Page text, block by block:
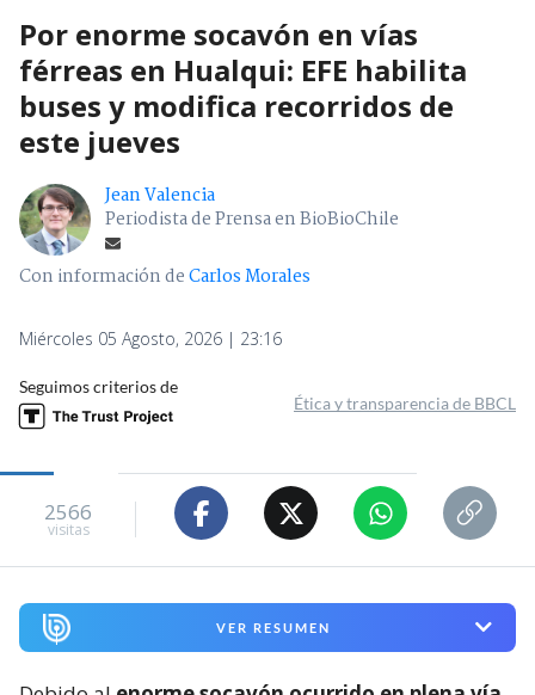
Por enorme socavón en vías
férreas en Hualqui: EFE habilita
buses y modifica recorridos de
este jueves
Jean Valencia
Periodista de Prensa en BioBioChile
Con información deCarlos Morales
Miércoles 05 Agosto, 2026 | 23:16
Seguimos criterios de
Ética y transparencia de BBCL
2566
visitas
VER RESUMEN